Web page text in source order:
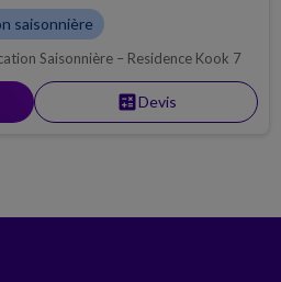
saisonnière
Saisonnière – Residence Kook 7
calculateDevis